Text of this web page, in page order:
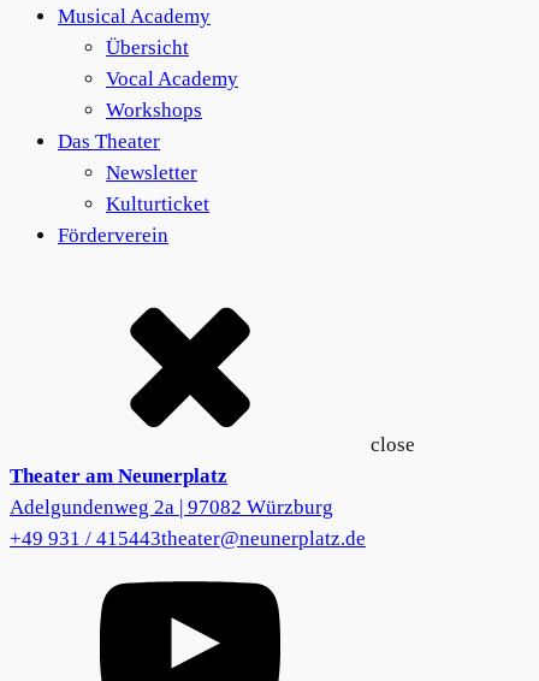
Musical Academy
Übersicht
Vocal Academy
Workshops
Das Theater
Newsletter
Kulturticket
Förderverein
close
Theater am Neunerplatz
Adelgundenweg 2a | 97082 Würzburg
+49 931 / 415443theater@neunerplatz.de